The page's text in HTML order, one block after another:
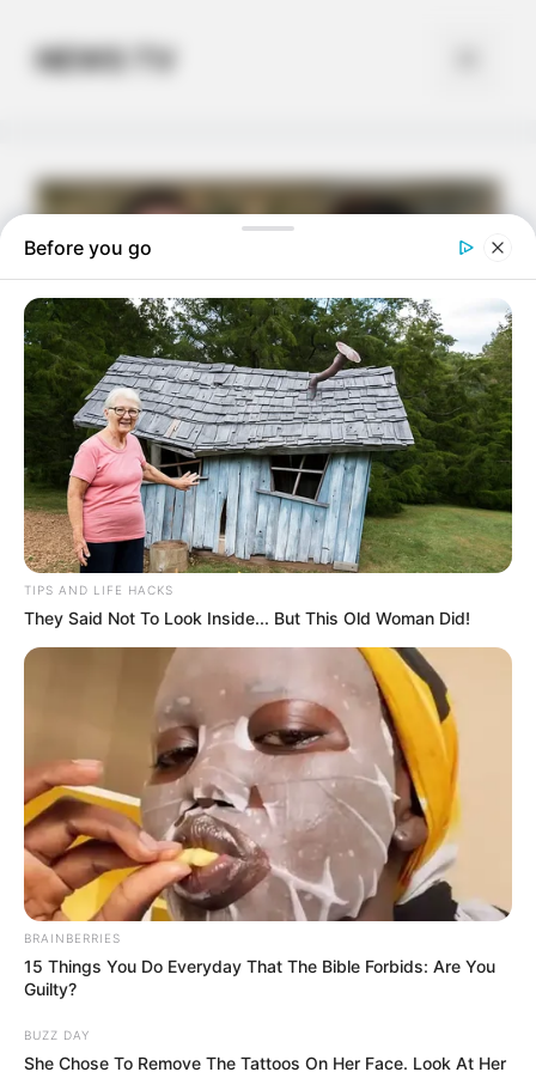
contentNEWS TV
Mariés au premier
regard : “Arrête”,
Laurent ne
comprend pas
l’attitude de Jenna,
ce qui vous attend
lundi prochain
Before you go
TIPS AND LIFE HACKS
They Said Not To Look Inside... But This Old Woman Did!
BRAINBERRIES
15 Things You Do Everyday That The Bible Forbids: Are You
Guilty?
BUZZ DAY
She Chose To Remove The Tattoos On Her Face. Look At Her